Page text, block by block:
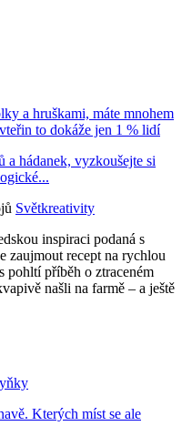
a hruškami, máte mnohem
to dokáže jen 1 % lidí
hádanek, vyzkoušejte si
Světkreativity
inspiraci podaná s
zaujmout recept na rychlou
pohltí příběh o ztraceném
našli na farmě – a ještě
Kterých míst se ale